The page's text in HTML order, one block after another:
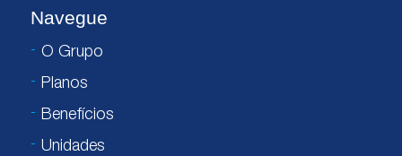
Navegue
O Grupo
Planos
Benefícios
Unidades